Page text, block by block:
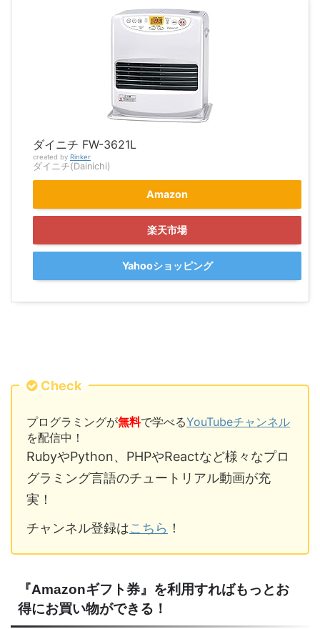
ダイニチ FW-3621L
created by Rinker
ダイニチ(Dainichi)
Amazon
楽天市場
Yahooショッピング
Check
プログラミングが無料で学べるYouTubeチャンネル
を配信中！
RubyやPython、PHPやReactなど様々なプロ
グラミング言語のチュートリアル動画が充
実！
チャンネル登録はこちら ！
『Amazonギフト券』を利用すればもっとお
得にお買い物ができる！